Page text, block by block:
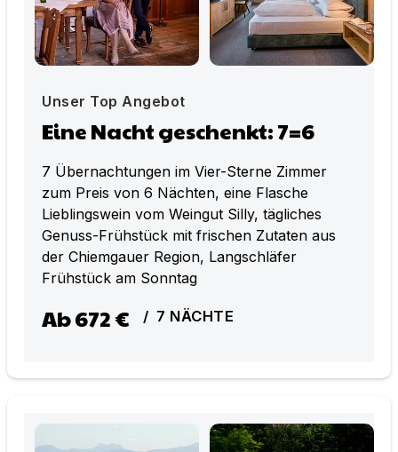
Unser Top Angebot
Eine Nacht geschenkt: 7=6
7 Übernachtungen im Vier-Sterne Zimmer
zum Preis von 6 Nächten, eine Flasche
Lieblingswein vom Weingut Silly, tägliches
Genuss-Frühstück mit frischen Zutaten aus
der Chiemgauer Region, Langschläfer
Frühstück am Sonntag
Ab672 € / 7 NÄCHTE